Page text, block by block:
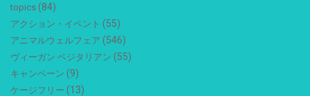
topics (84)
アクション・イベント (55)
アニマルウェルフェア (546)
ヴィーガン ベジタリアン (55)
キャンペーン (9)
ケージフリー (13)